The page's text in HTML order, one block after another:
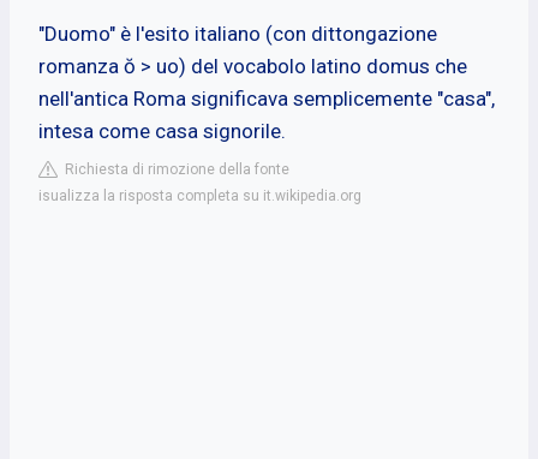
"Duomo" è l'esito italiano (con dittongazione
romanza ŏ > uo) del vocabolo latino domus che
nell'antica Roma significava semplicemente "casa",
intesa come casa signorile.
Richiesta di rimozione della fonte
isualizza la risposta completa su it.wikipedia.org